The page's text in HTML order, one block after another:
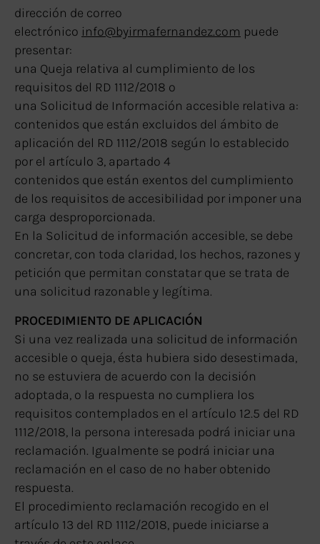
dirección de correo
electrónico info@byirmafernandez.com puede
presentar:
una Queja relativa al cumplimiento de los
requisitos del RD 1112/2018 o
una Solicitud de Información accesible relativa a:
contenidos que están excluidos del ámbito de
aplicación del RD 1112/2018 según lo establecido
por el artículo 3, apartado 4
contenidos que están exentos del cumplimiento
de los requisitos de accesibilidad por imponer una
carga desproporcionada.
En la Solicitud de información accesible, se debe
concretar, con toda claridad, los hechos, razones y
petición que permitan constatar que se trata de
una solicitud razonable y legítima.
PROCEDIMIENTO DE APLICACIÓN
Si una vez realizada una solicitud de información
accesible o queja, ésta hubiera sido desestimada,
no se estuviera de acuerdo con la decisión
adoptada, o la respuesta no cumpliera los
requisitos contemplados en el artículo 12.5 del RD
1112/2018, la persona interesada podrá iniciar una
reclamación. Igualmente se podrá iniciar una
reclamación en el caso de no haber obtenido
respuesta.
El procedimiento reclamación recogido en el
artículo 13 del RD 1112/2018, puede iniciarse a